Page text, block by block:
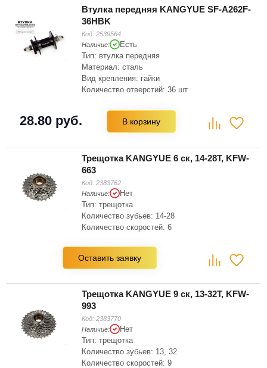
Втулка передняя KANGYUE SF-A262F-
36HBK
Код: 2539564
Наличие:
Есть
Тип: втулка передняя
Материал: сталь
Вид крепления: гайки
Количество отверстий: 36 шт
28.80 руб. В корзину
Трещотка KANGYUE 6 ск, 14-28Т, KFW-
663
Код: 2383762
Наличие:
Нет
Тип: трещотка
Количество зубьев: 14-28
Количество скоростей: 6
Оставить заявку
Трещотка KANGYUE 9 ск, 13-32Т, KFW-
993
Код: 2383770
Наличие:
Нет
Тип: трещотка
Количество зубьев: 13, 32
Количество скоростей: 9